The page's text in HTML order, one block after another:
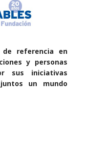
de referencia en
y personas
sus iniciativas
un mundo